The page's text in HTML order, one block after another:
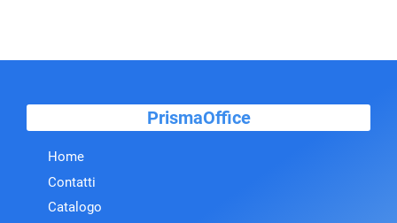
PrismaOffice
Home
Contatti
Catalogo